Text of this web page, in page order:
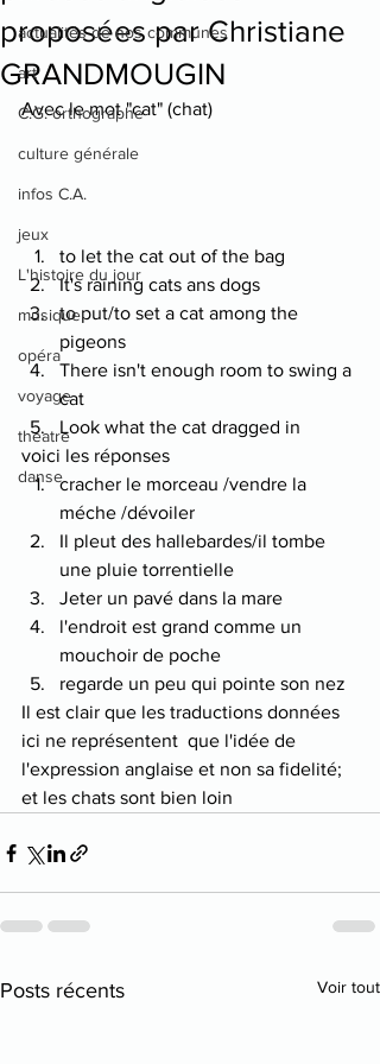
actualités de nos communes
art
C.G. orthographe
culture générale
infos C.A.
jeux
L'histoire du jour
musique
opéra
voyage
theatre
danse
proposées par Christiane
GRANDMOUGIN
Avec le mot "cat" (chat)
to let the cat out of the bag
It's raining cats ans dogs
to put/to set a cat among the
pigeons
There isn't enough room to swing a
cat
Look what the cat dragged in
voici les réponses
cracher le morceau /vendre la
méche /dévoiler
Il pleut des hallebardes/il tombe
une pluie torrentielle
Jeter un pavé dans la mare
l'endroit est grand comme un
mouchoir de poche
regarde un peu qui pointe son nez
Il est clair que les traductions données
ici ne représentent  que l'idée de
l'expression anglaise et non sa fidelité;
et les chats sont bien loin
Posts récents Voir tout